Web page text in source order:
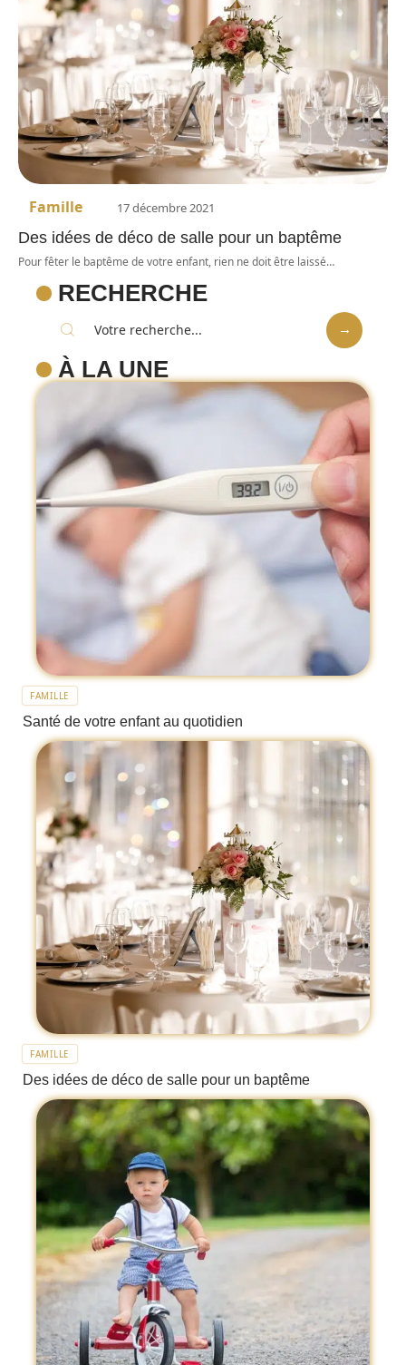
Famille 17 décembre 2021
Des idées de déco de salle pour un baptême
Pour fêter le baptême de votre enfant, rien ne doit être laissé…
RECHERCHE
À LA UNE
FAMILLE
Santé de votre enfant au quotidien
FAMILLE
Des idées de déco de salle pour un baptême